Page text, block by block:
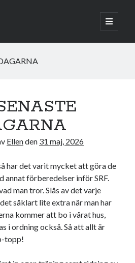
öppna
primär
Jag heter Ellen och är född 1996. På
resa med hästarna, från ponnytävlingar i
& dressyr på stor häst.
Ellenden 31 maj, 2026
har det varit mycket att göra de
annat förberedelser inför SRF.
man tror. Slås av det varje
såklart lite extra när man har
kommer att bo i vårat hus,
i ordning också. Så att allt är
topp!